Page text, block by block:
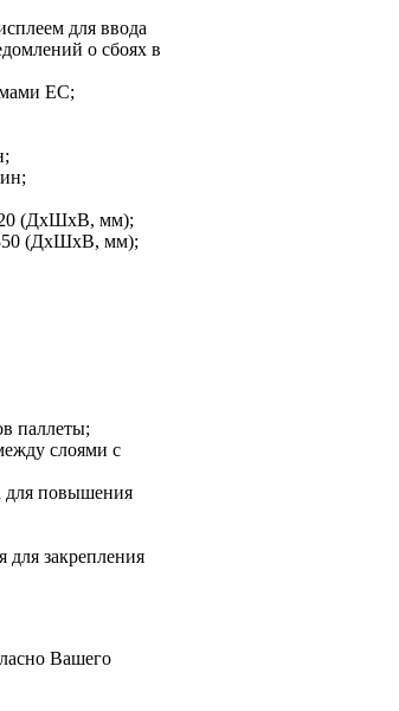
для ввода
о сбоях в
ЕС;
(ДхШхВ, мм);
(ДхШхВ, мм);
паллеты;
слоями с
для повышения
для закрепления
Вашего